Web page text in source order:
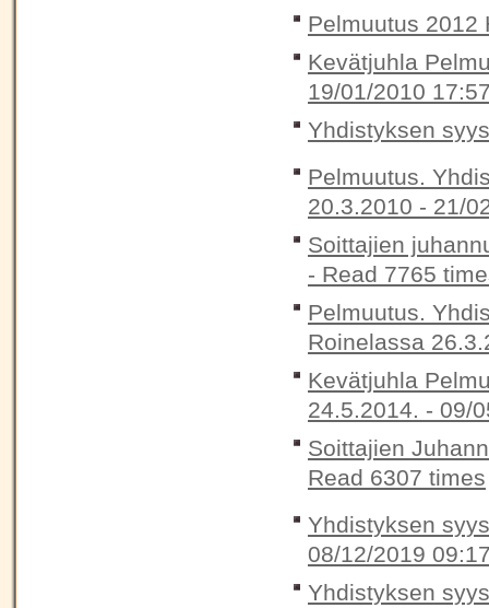
Pelmuutus
Kevätjuhla
19/01/2010
Yhdistyksen
Pelmuutus.
20.3.2010 - 21/
Soittajien
- Read 7765
Pelmuutus.
Roinelassa
Kevätjuhla
24.5.2014. - 09/
Soittajien
Read 6307 times
Yhdistyksen
08/12/2019
Yhdistyksen